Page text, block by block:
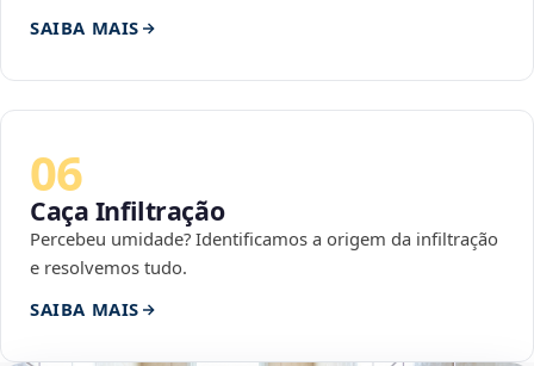
SAIBA MAIS
06
Caça Infiltração
Percebeu umidade? Identificamos a origem da infiltração
e resolvemos tudo.
SAIBA MAIS